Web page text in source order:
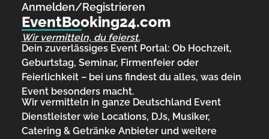
Anmelden/Registrieren
EventBooking24.com
Wir vermitteln, du feierst.
Dein zuverlässiges Event Portal: Ob Hochzeit,
Geburtstag, Seminar, Firmenfeier oder
Feierlichkeit – bei uns findest du alles, was dein
Event besonders macht.
Wir vermitteln in ganze Deutschland Event
Dienstleister wie Locations, DJs, Musiker,
Catering & Getränke Anbieter und weitere